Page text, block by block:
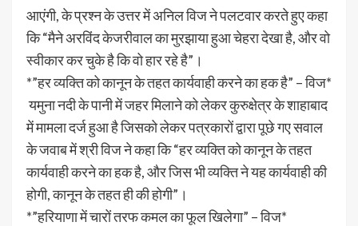
आएंगी, के प्रश्न के उत्तर में अनिल विज ने पलटवार करते हुए कहा
कि “मैने अरविंद केजरीवाल का मुरझाया हुआ चेहरा देखा है, और वो
स्वीकार कर चुके है कि वो हार रहे है”।
*”हर व्यक्ति को कानून के तहत कार्यवाही करने का हक है” – विज*
यमुना नदी के पानी में जहर मिलाने को लेकर कुरुक्षेत्र के शाहाबाद
में मामला दर्ज हुआ है जिसको लेकर पत्रकारों द्वारा पूछे गए सवाल
के जवाब में श्री विज ने कहा कि “हर व्यक्ति को कानून के तहत
कार्यवाही करने का हक है, और जिस भी व्यक्ति ने यह कार्यवाही की
होगी, कानून के तहत ही की होगी”।
*”हरियाणा में चारों तरफ कमल का फूल खिलेगा” – विज*